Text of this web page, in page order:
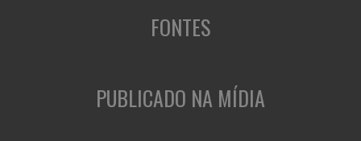
FONTES
PUBLICADO NA MÍDIA